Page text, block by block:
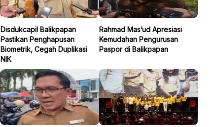
Disdukcapil Balikpapan
Pastikan Penghapusan
Biometrik, Cegah Duplikasi
NIK
Rahmad Mas’ud Apresiasi
Kemudahan Pengurusan
Paspor di Balikpapan